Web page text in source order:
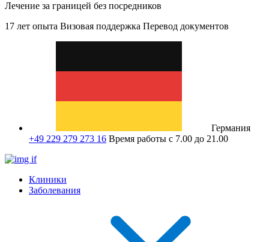
Лечение за границей без посредников
17 лет опыта Визовая поддержка Перевод документов
Германия
+49 229 279 273 16 Время работы с 7.00 до 21.00
Клиники
Заболевания